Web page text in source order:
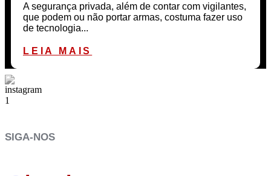
A segurança privada, além de contar com vigilantes,
que podem ou não portar armas, costuma fazer uso
de tecnologia...
LEIA MAIS
SIGA-NOS